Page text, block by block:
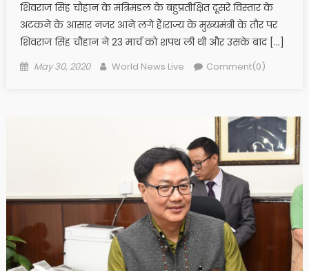
शिवराज सिंह चौहान के मंत्रिमंडल के बहुप्रतीक्षित दूसरे विस्तार के
अटकने के आसार नजर आने लगे हैं।राज्य के मुख्यमंत्री के तौर पर
शिवराज सिंह चौहान ने 23 मार्च को शपथ ली थी और उसके बाद […]
Posted on
May 30, 2020 Author
World News Live Comment(0)